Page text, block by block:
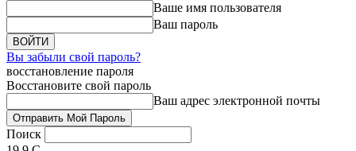
Ваше имя пользователя
Ваш пароль
Вы забыли свой пароль?
восстановление пароля
Восстановите свой пароль
Ваш адрес электронной почты
Поиск